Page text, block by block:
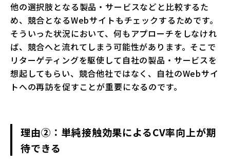
他の選択肢となる製品・サービスなどと比較するた
め、競合となるWebサイトもチェックするためです。
そういった状況において、何もアプローチをしなけれ
ば、競合へと流れてしまう可能性があります。そこで
リターゲティングを駆使して自社の製品・サービスを
想起してもらい、競合他社ではなく、自社のWebサイ
トへの再訪を促すことが重要になるのです。
理由②：単純接触効果によるCV率向上が期
待できる